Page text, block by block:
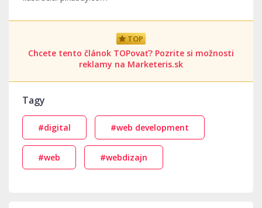
TOP
Chcete tento článok TOPovať? Pozrite si možnosti
reklamy na Marketeris.sk
Tagy
#digital #web development
#web #webdizajn